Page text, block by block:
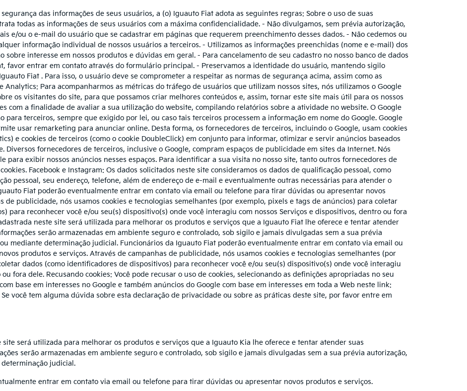
das informações de seus usuários, a (o) Iguauto Fiat adota as seguintes regras: Sobre o uso de suas
todas as informações de seus usuários com a máxima confidencialidade. - Não divulgamos, sem prévia autorização,
e/ou o e-mail do usuário que se cadastrar em páginas que requerem preenchimento desses dados. - Não cedemos ou
informação individual de nossos usuários a terceiros. - Utilizamos as informações preenchidas (nome e e-mail) dos
sobre interesse em nossos produtos e dúvidas em geral. - Para cancelamento de seu cadastro no nosso banco de dados
favor entrar em contato através do formulário principal. - Preservamos a identidade do usuário, mantendo sigilo
Fiat . Para isso, o usuário deve se comprometer a respeitar as normas de segurança acima, assim como as
Analytics: Para acompanharmos as métricas do tráfego de usuários que utilizam nossos sites, nós utilizamos o Google
os visitantes do site, para que possamos criar melhores conteúdos e, assim, tornar este site mais útil para os nossos
com a finalidade de avaliar a sua utilização do website, compilando relatórios sobre a atividade no website. O Google
terceiros, sempre que exigido por lei, ou caso tais terceiros processem a informação em nome do Google. Google
usar remarketing para anunciar online. Desta forma, os fornecedores de terceiros, incluindo o Google, usam cookies
e cookies de terceiros (como o cookie DoubleClick) em conjunto para informar, otimizar e servir anúncios baseados
Diversos fornecedores de terceiros, inclusive o Google, compram espaços de publicidade em sites da Internet. Nós
para exibir nossos anúncios nesses espaços. Para identificar a sua visita no nosso site, tanto outros fornecedores de
Facebook e Instagram: Os dados solicitados neste site consideramos os dados de qualificação pessoal, como
pessoal, seu endereço, telefone, além de endereço de e-mail e eventualmente outras necessárias para atender o
Fiat poderão eventualmente entrar em contato via email ou telefone para tirar dúvidas ou apresentar novos
de publicidade, nós usamos cookies e tecnologias semelhantes (por exemplo, pixels e tags de anúncios) para coletar
para reconhecer você e/ou seu(s) dispositivo(s) onde você interagiu com nossos Serviços e dispositivos, dentro ou fora
neste site será utilizada para melhorar os produtos e serviços que a Iguauto Fiat lhe oferece e tentar atender
serão armazenadas em ambiente seguro e controlado, sob sigilo e jamais divulgadas sem a sua prévia
mediante determinação judicial. Funcionários da Iguauto Fiat poderão eventualmente entrar em contato via email ou
produtos e serviços. Através de campanhas de publicidade, nós usamos cookies e tecnologias semelhantes (por
dados (como identificadores de dispositivos) para reconhecer você e/ou seu(s) dispositivo(s) onde você interagiu
fora dele. Recusando cookies: Você pode recusar o uso de cookies, selecionando as definições apropriadas no seu
base em interesses no Google e também anúncios do Google com base em interesses em toda a Web neste link:
você tem alguma dúvida sobre esta declaração de privacidade ou sobre as práticas deste site, por favor entre em
será utilizada para melhorar os produtos e serviços que a Iguauto Kia lhe oferece e tentar atender suas
serão armazenadas em ambiente seguro e controlado, sob sigilo e jamais divulgadas sem a sua prévia autorização,
judicial.
entrar em contato via email ou telefone para tirar dúvidas ou apresentar novos produtos e serviços.